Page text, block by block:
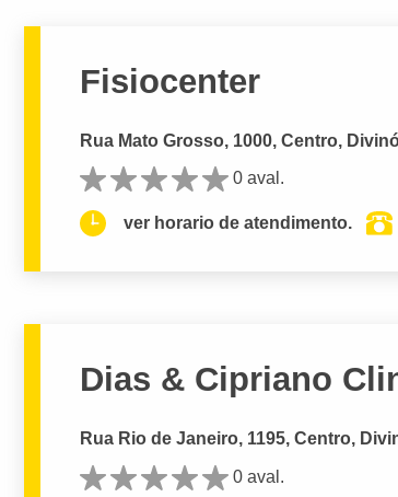
Fisiocenter
Rua Mato Grosso, 1000, Centro,
0 aval.
ver horario de atendimento.
Dias & Cipriano
Rua Rio de Janeiro, 1195, Centro,
0 aval.